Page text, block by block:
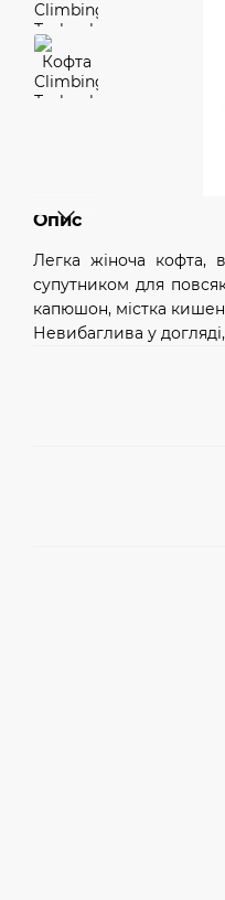
Опис
Легка жіноча кофта,
супутником для
капюшон, містка
Невибаглива у